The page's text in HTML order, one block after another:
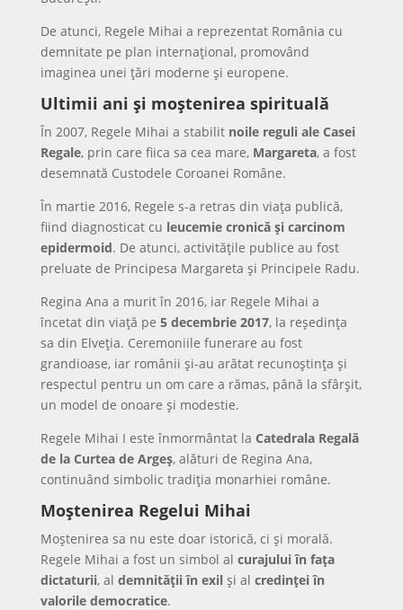
De atunci, Regele Mihai a reprezentat România cu
demnitate pe plan internațional, promovând
imaginea unei țări moderne și europene.
Ultimii ani și moștenirea spirituală
În 2007, Regele Mihai a stabilit noile reguli ale Casei
Regale, prin care fiica sa cea mare, Margareta, a fost
desemnată Custodele Coroanei Române.
În martie 2016, Regele s-a retras din viața publică,
fiind diagnosticat cu leucemie cronică și carcinom
epidermoid. De atunci, activitățile publice au fost
preluate de Principesa Margareta și Principele Radu.
Regina Ana a murit în 2016, iar Regele Mihai a
încetat din viață pe 5 decembrie 2017, la reședința
sa din Elveția. Ceremoniile funerare au fost
grandioase, iar românii și-au arătat recunoștința și
respectul pentru un om care a rămas, până la sfârșit,
un model de onoare și modestie.
Regele Mihai I este înmormântat la Catedrala Regală
de la Curtea de Argeș, alături de Regina Ana,
continuând simbolic tradiția monarhiei române.
Moștenirea Regelui Mihai
Moștenirea sa nu este doar istorică, ci și morală.
Regele Mihai a fost un simbol al curajului în fața
dictaturii, al demnității în exilși al credinței în
valorile democratice.